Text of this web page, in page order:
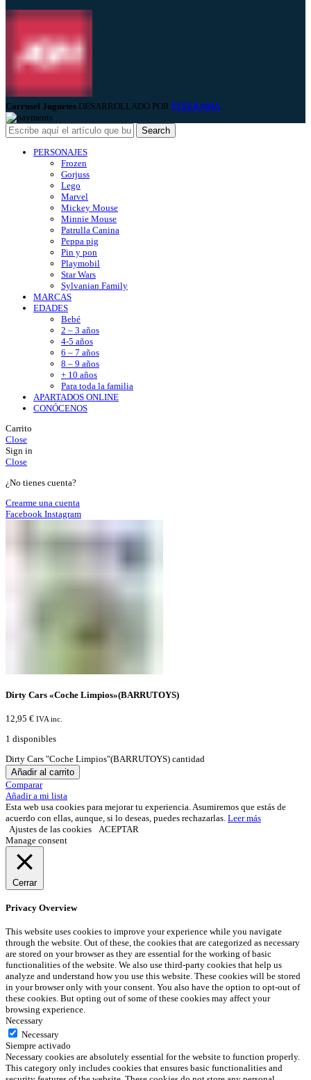
Carrusel Juguetes DESARROLLADO POR PIXERAMA
Search
PERSONAJES
Frozen
Gorjuss
Lego
Marvel
Mickey Mouse
Minnie Mouse
Patrulla Canina
Peppa pig
Pin y pon
Playmobil
Star Wars
Sylvanian Family
MARCAS
EDADES
Bebé
2 – 3 años
4-5 años
6 – 7 años
8 – 9 años
+ 10 años
Para toda la familia
APARTADOS ONLINE
CONÓCENOS
Carrito
Close
Sign in
Close
¿No tienes cuenta?
Crearme una cuenta
Facebook Instagram
Dirty Cars «Coche Limpios»(BARRUTOYS)
12,95 € IVA inc.
1 disponibles
Dirty Cars "Coche Limpios"(BARRUTOYS) cantidad
Añadir al carrito
Comparar
Añadir a mi lista
Esta web usa cookies para mejorar tu experiencia. Asumiremos que estás de
acuerdo con ellas, aunque, si lo deseas, puedes rechazarlas. Leer más
Ajustes de las cookies
ACEPTAR
Manage consent
Cerrar
Privacy Overview
This website uses cookies to improve your experience while you navigate
through the website. Out of these, the cookies that are categorized as necessary
are stored on your browser as they are essential for the working of basic
functionalities of the website. We also use third-party cookies that help us
analyze and understand how you use this website. These cookies will be stored
in your browser only with your consent. You also have the option to opt-out of
these cookies. But opting out of some of these cookies may affect your
browsing experience.
Necessary
Necessary
Siempre activado
Necessary cookies are absolutely essential for the website to function properly.
This category only includes cookies that ensures basic functionalities and